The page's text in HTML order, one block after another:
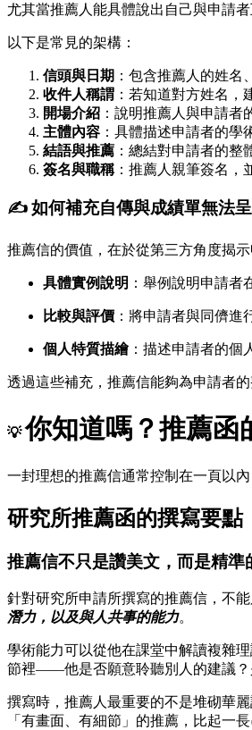
尤其當推薦人能具體說出自己與申請
以下是常見的架構：
信頭與日期 ：包含推薦人的姓名
收件人稱謂 ：若知道對方姓名，
開場介紹 ：說明推薦人與申請者
主體內容 ：具體描述申請者的學
結語與推薦 ：總結對申請者的整
簽名與職稱：推薦人親筆簽名，
✍️ 如何補充自傳與成績單無法
推薦信的價值，在於從第三方角度揭
具體實例說明 ：舉例說明申請者
比較與評價 ：將申請者與同儕
個人特質描繪：描述申請者的個
透過這些補充，推薦信能夠為申請者
💡你知道嗎？推薦函
一封理想的推薦信通常控制在一頁以
研究所推薦函的撰寫要點
推薦信不只是讚美文，而是精準
針對研究所申請所撰寫的推薦信，不
潛力，以及與人共事的能力。
學術能力可以從他在課堂中解讀複雜
節裡——他是否願意聆聽別人的建議？
撰寫時，推薦人最重要的不是堆砌華
「有畫面、有細節」的推薦，比起一